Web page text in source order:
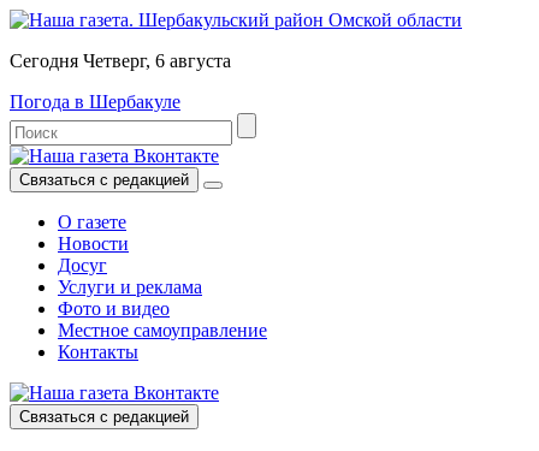
Сегодня Четверг, 6 августа
Погода в Шербакуле
Связаться с редакцией
О газете
Новости
Досуг
Услуги и реклама
Фото и видео
Местное самоуправление
Контакты
Связаться с редакцией